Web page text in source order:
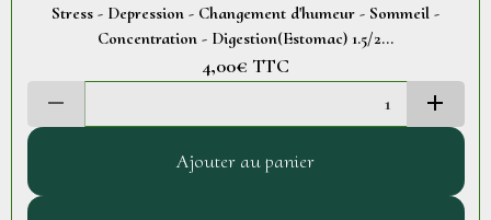
Stress - Depression - Changement d'humeur - Sommeil -
Concentration - Digestion(Estomac) 1.5/2...
4,00€ TTC
Ajouter au panier